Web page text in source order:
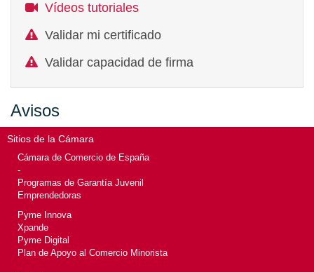
Vídeos tutoriales
Validar mi certificado
Validar capacidad de firma
Avisos
Sitios de la Cámara
Cámara de Comercio de España
-
Programas de Garantía Juvenil
Emprendedoras
Pyme Innova
Xpande
Pyme Digital
Plan de Apoyo al Comercio Minorista